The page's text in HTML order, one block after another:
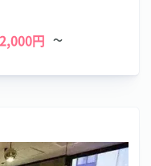
2,000円 ～